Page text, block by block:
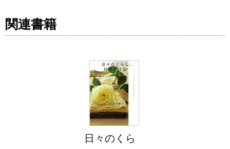
関連書籍
日々のくら